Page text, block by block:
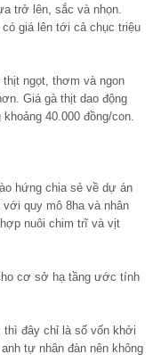
trở lên, sắc và nhọn.
giá lên tới cả chục triệu
ngọt, thơm và ngon
Giá gà thịt dao động
40.000 đồng/con.
hứng chia sẻ về dự án
quy mô 8ha và nhân
nuôi chim trĩ và vịt
cơ sở hạ tầng ước tính
thì đây chỉ là số vốn khởi
tự nhân đàn nên không